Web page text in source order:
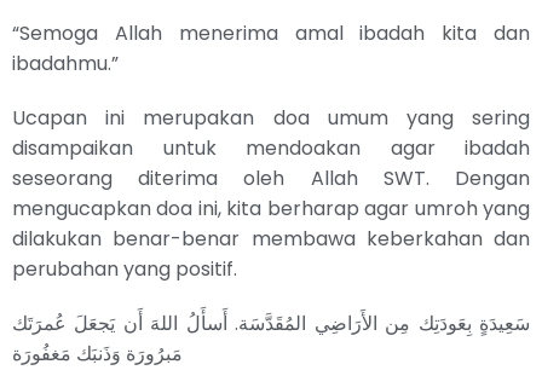
“Semoga Allah menerima amal ibadah kita dan
ibadahmu.”
Ucapan ini merupakan doa umum yang sering
disampaikan untuk mendoakan agar ibadah
seseorang diterima oleh Allah SWT. Dengan
mengucapkan doa ini, kita berharap agar umroh yang
dilakukan benar-benar membawa keberkahan dan
perubahan yang positif.
سَعِيدَةٍ بِعَودَتِك مِن الأَرَاضِي المُقَدَّسَة. أَسأَلُ اللهَ أَن يَجعَلَ عُمرَتَك
مَبرُورَة وَذَنبَك مَغفُورَة